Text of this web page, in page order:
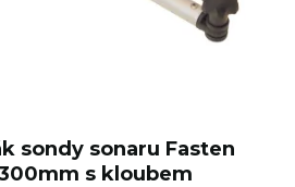
sondy sonaru Fasten
s kloubem